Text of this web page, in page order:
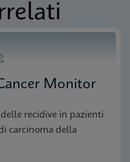
(GeneXpert
Monitor
recidive in pazienti
carcinoma della